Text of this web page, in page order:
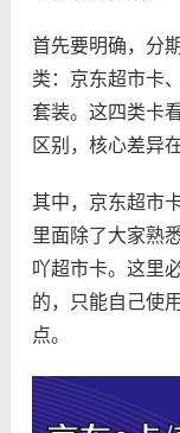
首先要明确，分
类：京东超市卡
套装。这四类卡
区别，核心差异
其中，京东超市
里面除了大家熟
吖超市卡。这里
的，只能自己使
点。